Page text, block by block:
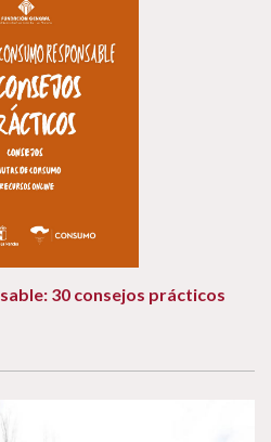
30 consejos prácticos